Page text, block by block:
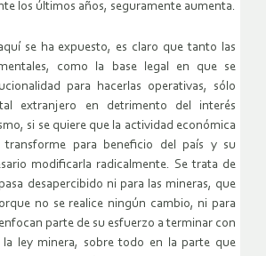
los últimos años, seguramente aumenta.
se ha expuesto, es claro que tanto las
como la base legal en que se
para hacerlas operativas, sólo
extranjero en detrimento del interés
si se quiere que la actividad económica
transforme para beneficio del país y su
modificarla radicalmente. Se trata de
desapercibido ni para las mineras, que
no se realice ningún cambio, ni para
parte de su esfuerzo a terminar con
la ley minera, sobre todo en la parte que